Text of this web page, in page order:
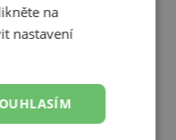
na
nastavení